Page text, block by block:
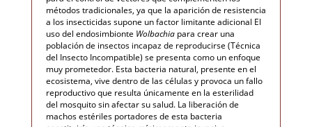
métodos tradicionales, ya que la aparición de resistencia
a los insecticidas supone un factor limitante adicional El
uso del endosimbionte Wolbachia para crear una
población de insectos incapaz de reproducirse (Técnica
del Insecto Incompatible) se presenta como un enfoque
muy prometedor. Esta bacteria natural, presente en el
ecosistema, vive dentro de las células y provoca un fallo
reproductivo que resulta únicamente en la esterilidad
del mosquito sin afectar su salud. La liberación de
machos estériles portadores de esta bacteria